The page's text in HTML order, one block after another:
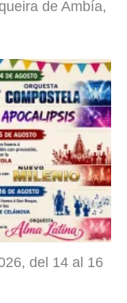
de Ambía,
del 14 al 16